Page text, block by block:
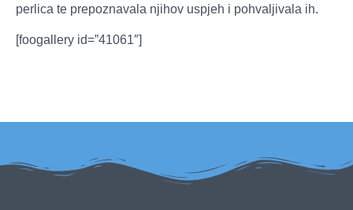
perlica te prepoznavala njihov uspjeh i pohvaljivala ih.
[foogallery id=”41061″]